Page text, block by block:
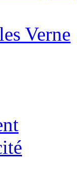
Verne